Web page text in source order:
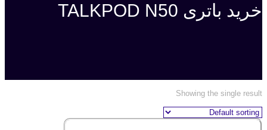
خرید باتری TALKPOD N50
Showing the single result